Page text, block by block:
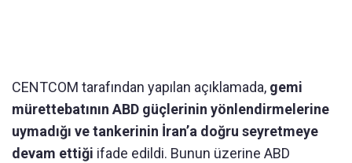
CENTCOM tarafından yapılan açıklamada, gemi
mürettebatının ABD güçlerinin yönlendirmelerine
uymadığı ve tankerinin İran’a doğru seyretmeye
devam ettiği ifade edildi. Bunun üzerine ABD